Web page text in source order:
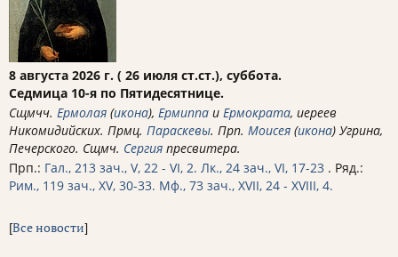
8 августа 2026 г. ( 26 июля ст.ст.), суббота.
Седмица 10-я по Пятидесятнице.
Сщмчч. Ермолая (икона), Ермиппа и Ермократа, иереев
Никомидийских. Прмц. Параскевы. Прп. Моисея (икона) Угрина,
Печерского. Сщмч. Сергия пресвитера.
Прп.: Гал., 213 зач., V, 22 - VI, 2. Лк., 24 зач., VI, 17-23 . Ряд.:
Рим., 119 зач., XV, 30-33. Мф., 73 зач., XVII, 24 - XVIII, 4.
[Все новости]